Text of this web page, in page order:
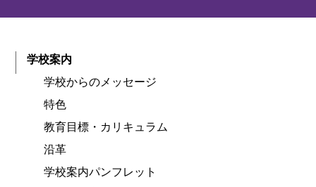
学校案内
学校からのメッセージ
特色
教育目標・カリキュラム
沿革
学校案内パンフレット